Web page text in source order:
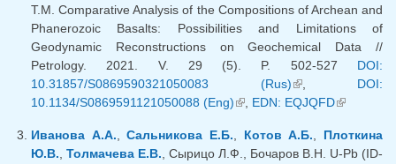
T.M. Comparative Analysis of the Compositions of Archean and
Phanerozoic Basalts: Possibilities and Limitations of
Geodynamic Reconstructions on Geochemical Data //
Petrology. 2021. V. 29 (5). P. 502-527 DOI:
10.31857/S0869590321050083 (Rus)(внешняя
ссылка)
, DOI:
10.1134/S0869591121050088 (Eng)(внешняя ссылка)
EDN: EQJQFD(внешняя
Иванова А.А. ,Сальникова Е.Б. Котов А.Б.
Плоткина
Ю.В. Толмачева Е.В. , Сырицо Л.Ф., Бочаров В.Н. U-Pb (ID-